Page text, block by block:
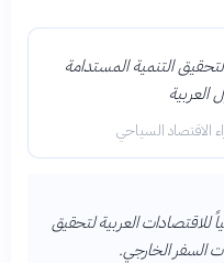
التنمية المستدامة
العربية
الاقتصاد السياحي
للاقتصادات العربية لتحقيق
السفر الخارجي.